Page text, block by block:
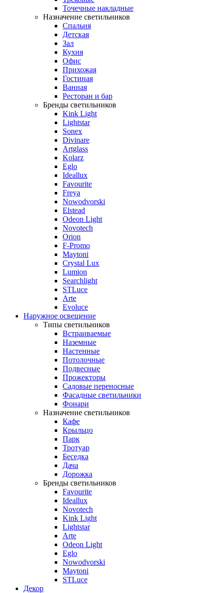
Точечные накладные
Назначение светильников
Спальня
Детская
Зал
Кухня
Офис
Прихожая
Гостиная
Ванная
Ресторан и бар
Бренды светильников
Kink Light
Lightstar
Sonex
Divinare
Artglass
Kolarz
Eglo
Ideallux
Favourite
Freya
Nowodvorski
Elstead
Odeon Light
Novotech
Orion
F-Promo
Maytoni
Crystal Lux
Lumion
Searchlight
STLuce
Arte
Evoluce
Наружное освещение
Типы светильников
Встраиваемые
Наземные
Настенные
Потолочные
Подвесные
Прожекторы
Садовые переносные
Фасадные светильники
Фонари
Назначение светильников
Кафе
Крыльцо
Парк
Тротуар
Беседка
Дача
Дорожка
Бренды светильников
Favourite
Ideallux
Novotech
Kink Light
Lightstar
Arte
Odeon Light
Eglo
Nowodvorski
Maytoni
STLuce
Декор